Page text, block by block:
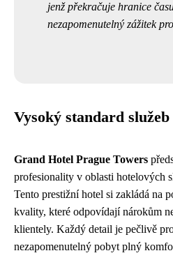
jenž překračuje hranice
nezapomenutelný zážitek
Vysoký standard
Grand Hotel Prague Towers
profesionality v oblasti hotelových
Tento prestižní hotel si zakládá na
kvality, které odpovídají nárokům
klientely. Každý detail je pečlivě
nezapomenutelný pobyt plný